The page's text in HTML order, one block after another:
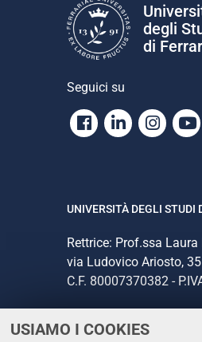
USIAMO I COOKIES
degli
di
Seguici su
Facebook
Linkedin
UNIVERSITÀ DEGLI STUDI
Rettrice: Prof.ssa
via Ludovico Ariosto,
C.F. 80007370382 -
CONTATTI